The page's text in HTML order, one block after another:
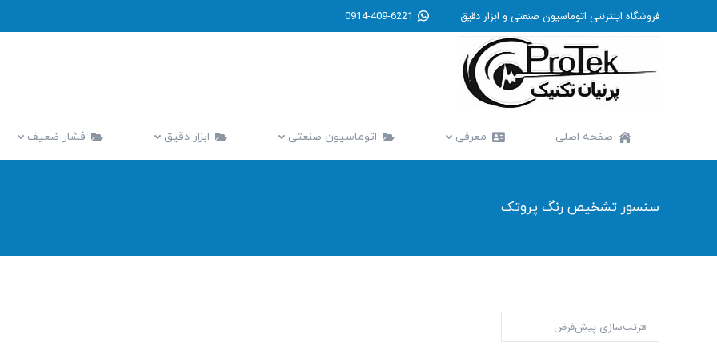
فروشگاه اینترنتی اتوماسیون صنعتی و ابزار دقیق 0914-409-6221
صفحه اصلی معرفی اتوماسیون صنعتی ابزار دقیق فشار ضعیف
سنسور تشخیص رنگ پروتک
صفحه اصلی معرفی